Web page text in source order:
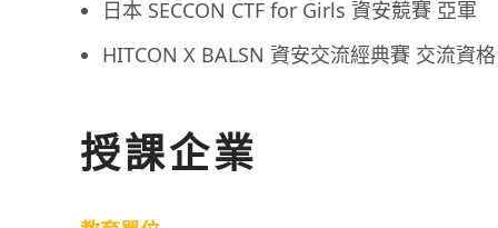
日本 SECCON CTF for Girls 資安競賽 亞軍
HITCON X BALSN 資安交流經典賽 交流資格
授課企業